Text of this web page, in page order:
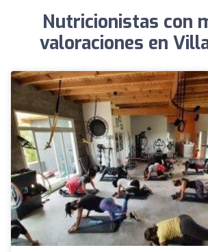
Nutricionistas con
valoraciones en